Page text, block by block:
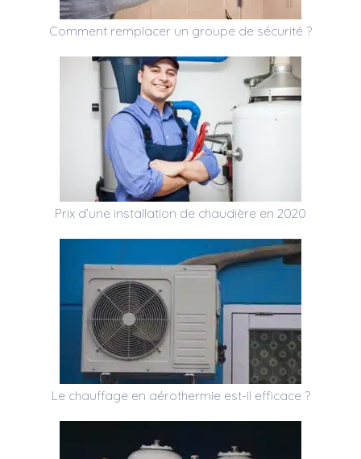
Comment remplacer un groupe de sécurité ?
Prix d’une installation de chaudière en 2020
Le chauffage en aérothermie est-il efficace ?